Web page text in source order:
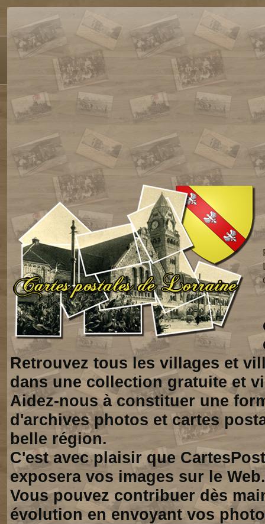
Retrouvez tous les villages et
dans une collection gratuite et
Aidez-nous à constituer une
d'archives photos et cartes
belle région.
C'est avec plaisir que
exposera vos images sur le Web.
Vous pouvez contribuer dès
évolution en envoyant vos